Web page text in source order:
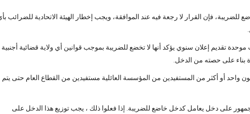
فإن القرار لا رجعة فيه عند الموافقة، ويجب إخطار الهيئة الاتحادية للضرائب
تقديم إعلان سنوي يؤكد أنها لا تخضع للضريبة بموجب قوانين أي ولاية قضائية أجنبية
على حصته من الدخل.
واحد أو أكثر من المستفيدين من المؤسسة العائلية مستفيدين من القطاع العام حتى يتم
على دخل يعامل كدخل خاضع للضريبة. إذا فعلوا ذلك ، يجب توزيع هذا الدخل على